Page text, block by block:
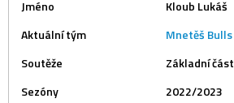
Jméno
Kloub Lukáš
Aktuální tým
Mnetěš Bulls
Soutěže
Základní část
Sezóny
2022/2023